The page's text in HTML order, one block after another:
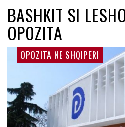
BASHKIT SI
OPOZITA
OPOZITA NE SHQIPERI